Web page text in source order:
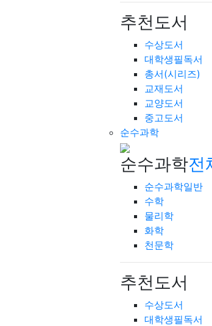
추천도서
수상도서
대학생필독서
총서(시리즈)
교재도서
교양도서
중고도서
순수과학
순수과학전
순수과학일반
수학
물리학
화학
천문학
추천도서
수상도서
대학생필독서